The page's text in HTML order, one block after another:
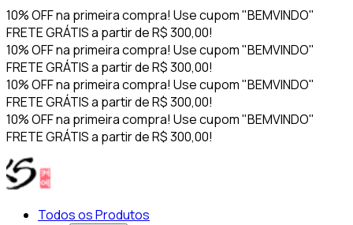
10% OFF na primeira compra! Use cupom "BEMVINDO"
FRETE GRÁTIS a partir de R$ 300,00!
10% OFF na primeira compra! Use cupom "BEMVINDO"
FRETE GRÁTIS a partir de R$ 300,00!
10% OFF na primeira compra! Use cupom "BEMVINDO"
FRETE GRÁTIS a partir de R$ 300,00!
10% OFF na primeira compra! Use cupom "BEMVINDO"
FRETE GRÁTIS a partir de R$ 300,00!
Todos os Produtos